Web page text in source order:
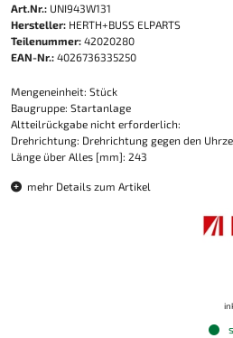
Art.Nr.: UNI943W131
Hersteller: HERTH+BUSS ELPARTS
Teilenummer: 42020280
EAN-Nr.: 4026736335250
Mengeneinheit: Stück
Baugruppe: Startanlage
Altteilrückgabe nicht erforderlich:
Drehrichtung: Drehrichtung gegen den
Länge über Alles [mm]: 243
mehr Details zum Artikel